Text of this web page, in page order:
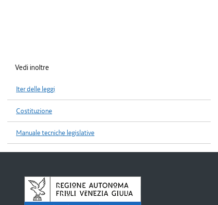
Vedi inoltre
Iter delle leggi
Costituzione
Manuale tecniche legislative